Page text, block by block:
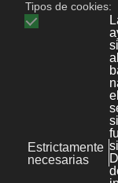
Accesibilidad
Acción para
Anterior